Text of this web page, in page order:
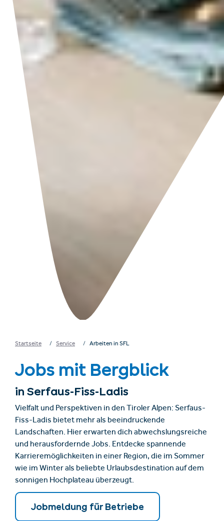
Startseite Service Arbeiten in SFL
Jobs mit Bergblick
in Serfaus-Fiss-Ladis
Vielfalt und Perspektiven in den Tiroler Alpen: Serfaus-
Fiss-Ladis bietet mehr als beeindruckende
Landschaften. Hier erwarten dich abwechslungsreiche
und herausfordernde Jobs. Entdecke spannende
Karrieremöglichkeiten in einer Region, die im Sommer
wie im Winter als beliebte Urlaubsdestination auf dem
sonnigen Hochplateau überzeugt.
Jobmeldung für Betriebe